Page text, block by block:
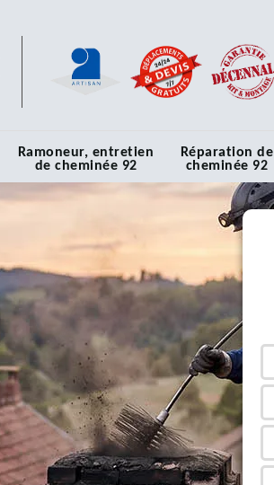
Ramoneur, entretien
de cheminée 92
Réparation de
cheminée 92